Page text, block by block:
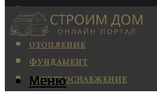
КАНАЛИЗАЦИЯ
КОНДИЦИОНИРОВАНИЕ
ОТОПЛЕНИЕ
ФУНДАМЕНТ
ЭЛЕКТРОСНАБЖЕНИЕ
Меню